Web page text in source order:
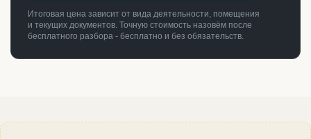
Итоговая цена зависит от вида деятельности, помещения
и текущих документов. Точную стоимость назовём после
бесплатного разбора - бесплатно и без обязательств.